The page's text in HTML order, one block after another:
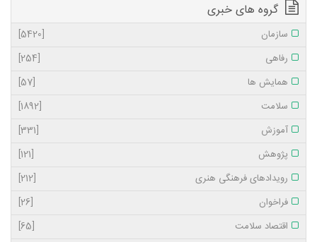
گروه های خبری
سازمان
[5420]
رفاهی
[254]
همایش ها
[57]
سلامت
[1892]
آموزش
[331]
پژوهش
[121]
رویدادهای فرهنگی هنری
[212]
فراخوان
[26]
اقتصاد سلامت
[65]